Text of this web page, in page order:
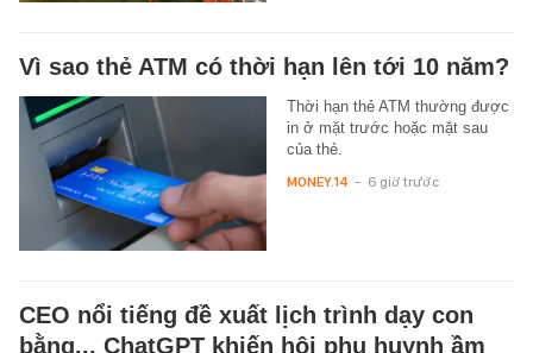
Vì sao thẻ ATM có thời hạn lên tới 10 năm?
Thời hạn thẻ ATM thường được
in ở mặt trước hoặc mặt sau
của thẻ.
MONEY.14 - 6 giờ trước
CEO nổi tiếng đề xuất lịch trình dạy con
bằng... ChatGPT khiến hội phụ huynh ầm